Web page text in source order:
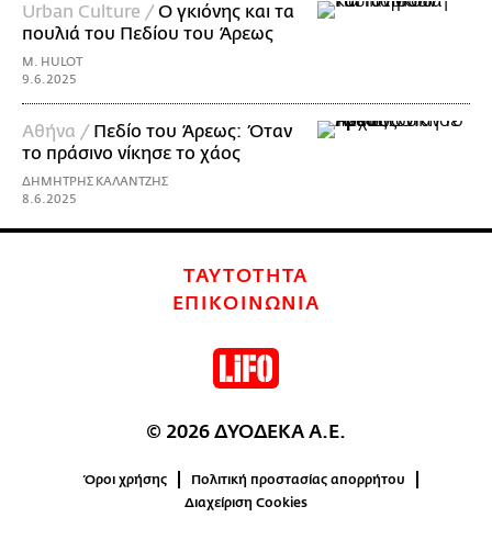
Urban Culture /Ο γκιόνης και τα
πουλιά του Πεδίου του Άρεως
M. HULOT
9.6.2025
Αθήνα / Πεδίο του Άρεως: Όταν
το πράσινο νίκησε το χάος
ΔΗΜΗΤΡΗΣ ΚΑΛΑΝΤΖΗΣ
8.6.2025
ΤΑΥΤΟΤΗΤΑ
ΕΠΙΚΟΙΝΩΝΙΑ
© 2026 ΔΥΟΔΕΚΑ Α.Ε.
Όροι χρήσης
Πολιτική προστασίας απορρήτου
Διαχείριση Cookies